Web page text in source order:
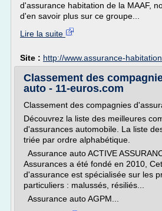
d'assurance habitation de la MAAF,
d'en savoir plus sur ce groupe...
Lire la suite
Site : http://www.assurance-
Classement des
auto - 11-euros.com
Classement des compagnies
Découvrez la liste des meilleures
d'assurances automobile. La liste
triée par ordre alphabétique.
Assurance auto ACTIVE
Assurances a été fondé en 2010,
d'assurance est spécialisée sur les
particuliers : malussés, résiliés...
Assurance auto AGPM...